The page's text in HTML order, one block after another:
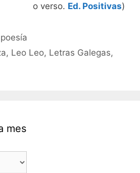
o verso. Ed. Positivas)
poesía
, Leo Leo, Letras Galegas,
mes